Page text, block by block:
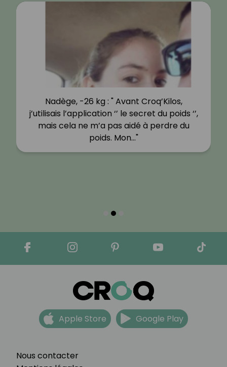
Nadège, -26 kg : " Avant Croq’Kilos,
j’utilisais l’application ‘’ le secret du poids ‘’,
mais cela ne m’a pas aidé à perdre du
poids. Mon…"
Nous contacter
Apple Store Google Play